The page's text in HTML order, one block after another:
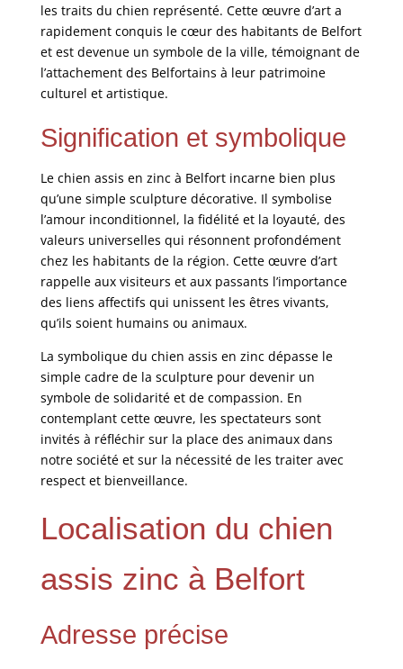
les traits du chien représenté. Cette œuvre d’art a
rapidement conquis le cœur des habitants de Belfort
et est devenue un symbole de la ville, témoignant de
l’attachement des Belfortains à leur patrimoine
culturel et artistique.
Signification et symbolique
Le chien assis en zinc à Belfort incarne bien plus
qu’une simple sculpture décorative. Il symbolise
l’amour inconditionnel, la fidélité et la loyauté, des
valeurs universelles qui résonnent profondément
chez les habitants de la région. Cette œuvre d’art
rappelle aux visiteurs et aux passants l’importance
des liens affectifs qui unissent les êtres vivants,
qu’ils soient humains ou animaux.
La symbolique du chien assis en zinc dépasse le
simple cadre de la sculpture pour devenir un
symbole de solidarité et de compassion. En
contemplant cette œuvre, les spectateurs sont
invités à réfléchir sur la place des animaux dans
notre société et sur la nécessité de les traiter avec
respect et bienveillance.
Localisation du chien
assis zinc à Belfort
Adresse précise